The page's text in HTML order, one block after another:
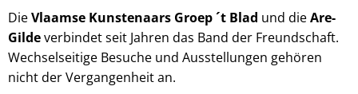
DieVlaamse Kunstenaars Groep ´t Blad und dieAre-
Gildeverbindet seit Jahren das Band der Freundschaft.
Wechselseitige Besuche und Ausstellungen gehören
nicht der Vergangenheit an.